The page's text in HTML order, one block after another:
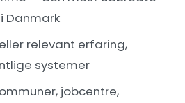
Danmark
relevant erfaring,
systemer
jobcentre,